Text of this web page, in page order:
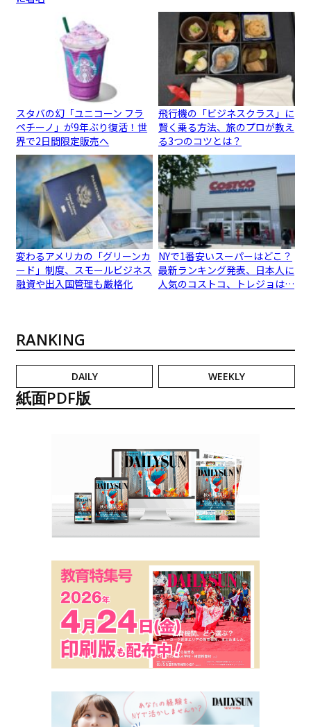
スタバの幻「ユニコーン フラ
ペチーノ」が9年ぶり復活！世
界で2日間限定販売へ
飛行機の「ビジネスクラス」に
賢く乗る方法、旅のプロが教え
る3つのコツとは？
変わるアメリカの「グリーンカ
ード」制度、スモールビジネス
融資や出入国管理も厳格化
NYで1番安いスーパーはどこ？
最新ランキング発表、日本人に
人気のコストコ、トレジョは…
RANKING
DAILY WEEKLY
紙面PDF版